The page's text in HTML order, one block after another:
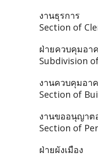
งานธุรการ
Section of
ฝ่ายควบคุมอา
Subdivision
งานควบคุมอา
Section of
งานขออนุญาต
Section of
ฝ่ายผังเมือง